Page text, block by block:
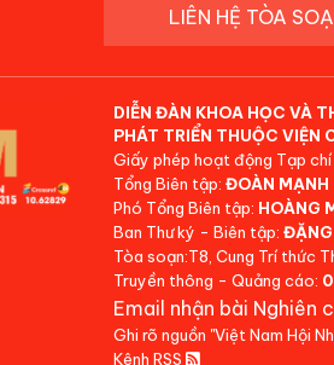
LIÊN HỆ TÒA
DIỄN ĐÀN KHOA HỌC VÀ
PHÁT TRIỂN THUỘC VIỆN
Giấy phép hoạt động Tạp
Tổng Biên tập: ĐOÀN MẠNH
Phó Tổng Biên tập: HOÀNG
Ban Thư ký - Biên tập: ĐẶNG
Tòa soạn:T8, Cung Trí thức
Truyền thông - Quảng cáo:
Email nhận bài Nghiên
Ghi rõ nguồn "Việt Nam Hội
Kênh RSS